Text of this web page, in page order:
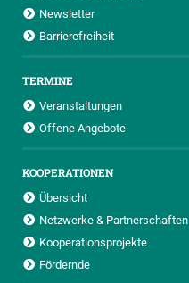
Newsletter
Barrierefreiheit
TERMINE
Veranstaltungen
Offene Angebote
KOOPERATIONEN
Übersicht
Netzwerke & Partnerschaften
Kooperationsprojekte
Fördernde